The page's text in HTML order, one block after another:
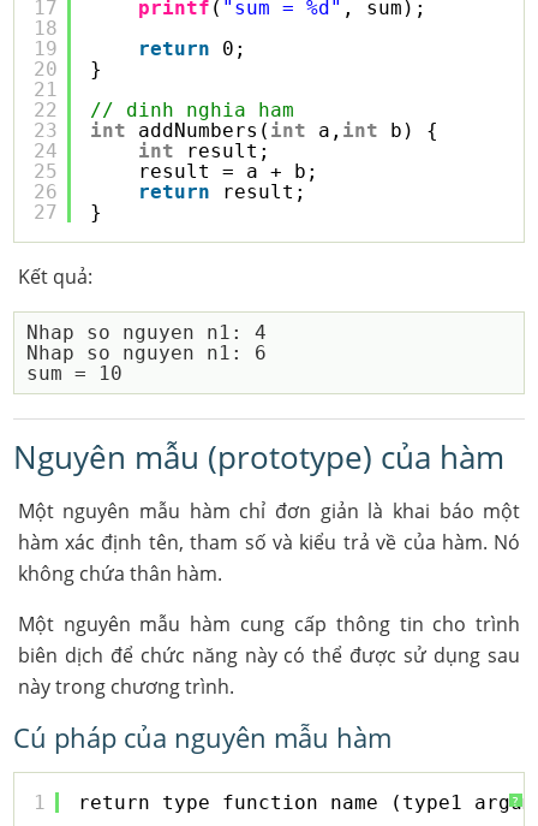
17
18
19
20
21
22
23
24
25
26
27
printf ( "sum = %d" , sum);
return
0;
}
// dinh nghia ham
int
addNumbers( int a, int
b) {
int
result;
result = a + b;
return
result;
}
Kết quả:
Nhap so nguyen n1: 4
Nhap so nguyen n1: 6
Nguyên mẫu (prototype) của hàm
Một nguyên mẫu hàm chỉ đơn giản là khai báo một
hàm xác định tên, tham số và kiểu trả về của hàm. Nó
không chứa thân hàm.
Một nguyên mẫu hàm cung cấp thông tin cho trình
biên dịch để chức năng này có thể được sử dụng sau
này trong chương trình.
Cú pháp của nguyên mẫu hàm
?
1 return_type function_name (type1